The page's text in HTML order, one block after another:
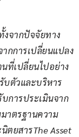
จากปัจจัยทาง
ากการเปลี่ยนแปลง
ที่เปลี่ยนไปอย่าง
บตัวและบริหาร
บการประเมินจาก
าตรฐานความ
ตยสารThe Asset